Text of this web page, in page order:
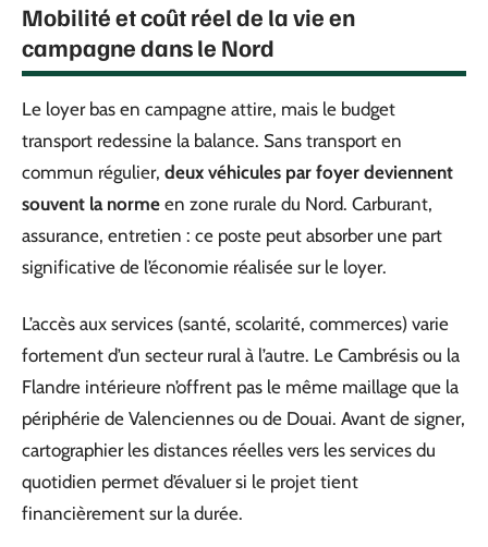
Mobilité et coût réel de la vie en
campagne dans le Nord
Le loyer bas en campagne attire, mais le budget
transport redessine la balance. Sans transport en
commun régulier, deux véhicules par foyer deviennent
souvent la norme en zone rurale du Nord. Carburant,
assurance, entretien : ce poste peut absorber une part
significative de l’économie réalisée sur le loyer.
L’accès aux services (santé, scolarité, commerces) varie
fortement d’un secteur rural à l’autre. Le Cambrésis ou la
Flandre intérieure n’offrent pas le même maillage que la
périphérie de Valenciennes ou de Douai. Avant de signer,
cartographier les distances réelles vers les services du
quotidien permet d’évaluer si le projet tient
financièrement sur la durée.